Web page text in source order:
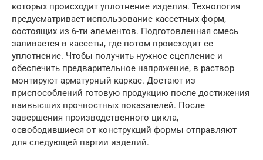
которых происходит уплотнение изделия. Технология
предусматривает использование кассетных форм,
состоящих из 6-ти элементов. Подготовленная смесь
заливается в кассеты, где потом происходит ее
уплотнение. Чтобы получить нужное сцепление и
обеспечить предварительное напряжение, в раствор
монтируют арматурный каркас. Достают из
приспособлений готовую продукцию после достижения
наивысших прочностных показателей. После
завершения производственного цикла,
освободившиеся от конструкций формы отправляют
для следующей партии изделий.